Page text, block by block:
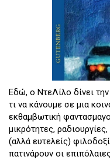
Εδώ, ο ΝτεΛίλο δίνει
τι να κάνουμε σε μια
εκθαμβωτική
μικρότητες,
(αλλά ευτελείς)
πατινάρουν οι